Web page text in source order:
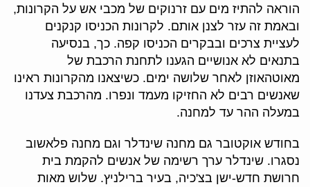
הוראה להתיז מים עם זרנוקים של מכבי אש על הקרונות,
ובאמת זה עזר לצנן אותם. לקרונות הכניסו קנקנים
לעציית צרכים ובבקרים הכניסו קפה. כך, בנסיעה
בתנאים לא אנושיים הגענו לתחנת הרכבת של
מאוטהאוזן לאחר שלושה ימים. כשיצאנו מהקרונות ראינו
שאנשים רבים לא החזיקו מעמד ונפרו. מהרכבת צעדנו
במעלה ההר עד למחנה.
בחודש אוקטובר גם מחנה שינדלר וגם מחנה פלאשוב
נסגרו. שינדלר ערך רשימה של אנשים להקמת בית
חרושת חדש-ישן בצ'כיה, בעיר ברילניץ. שלוש מאות